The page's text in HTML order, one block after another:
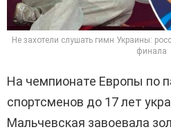
Не захотели слушать гимн Украины:
финала
На чемпионате Европы по
спортсменов до 17 лет
Мальчевская завоевала